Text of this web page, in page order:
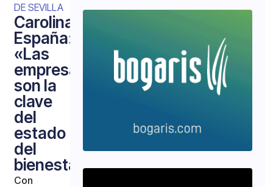
DE SEVILLA
Carolina
España:
«Las
empresas
son la
clave
del
estado
del
bienestar
Con